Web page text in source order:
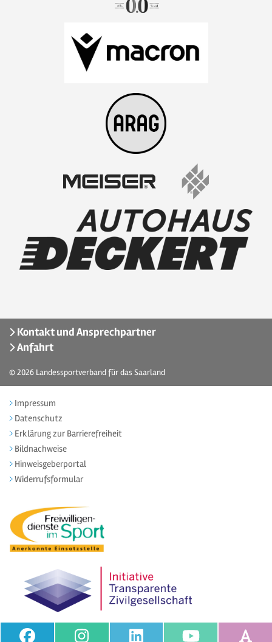
Kontakt und Ansprechpartner
Anfahrt
© 2026 Landessportverband für das Saarland
Impressum
Datenschutz
Erklärung zur Barrierefreiheit
Bildnachweise
Hinweisgeberportal
Widerrufsformular